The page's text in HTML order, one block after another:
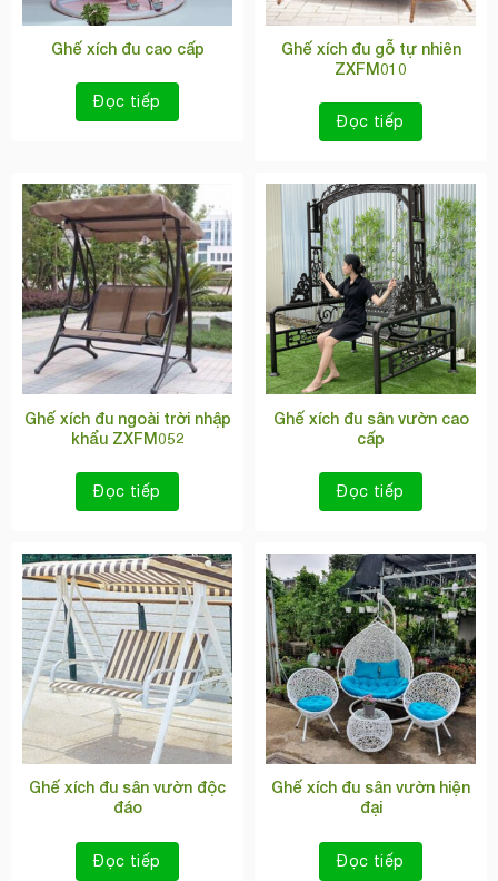
Ghế xích đu cao cấp
Đọc tiếp
Ghế xích đu gỗ tự nhiên
ZXFM010
Đọc tiếp
Ghế xích đu ngoài trời nhập
khẩu ZXFM052
Đọc tiếp
Ghế xích đu sân vườn cao
cấp
Đọc tiếp
Ghế xích đu sân vườn độc
đáo
Đọc tiếp
Ghế xích đu sân vườn hiện
đại
Đọc tiếp